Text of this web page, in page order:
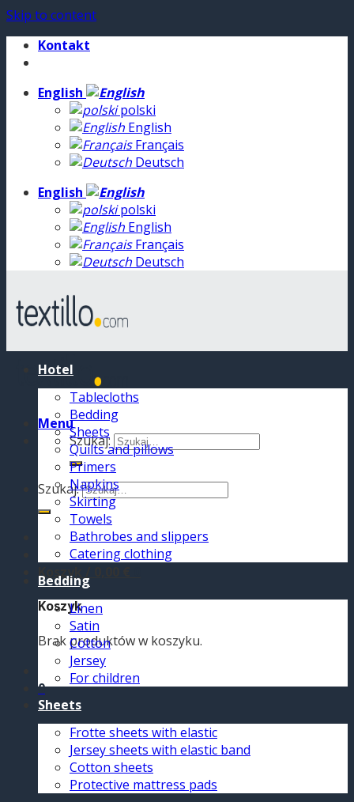
Skip to content
Kontakt
English
polski
English
Français
Deutsch
English
polski
English
Français
Deutsch
Menu
Szukaj:
Szukaj:
Koszyk /
Koszyk
Brak produktów w koszyku.
0
Hotel
Tablecloths
Bedding
Sheets
Quilts and pillows
Primers
Napkins
Skirting
Towels
Bathrobes and slippers
Catering clothing
Bedding
Linen
Satin
Cotton
Jersey
For children
Sheets
Frotte sheets with elastic
Jersey sheets with elastic band
Cotton sheets
Protective mattress pads